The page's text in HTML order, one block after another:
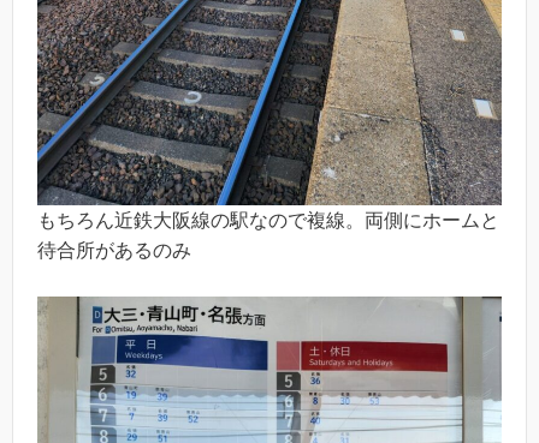
もちろん近鉄大阪線の駅なので複線。両側にホームと
待合所があるのみ